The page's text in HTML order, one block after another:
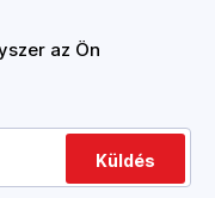
az Ön
Küldés